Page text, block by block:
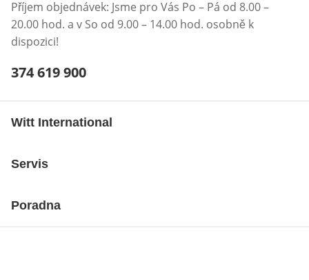
Příjem objednávek: Jsme pro Vás Po – Pá od 8.00 –
20.00 hod. a v So od 9.00 – 14.00 hod. osobně k
dispozici!
Telefonní číslo:
374 619 900
Witt International
Servis
Poradna